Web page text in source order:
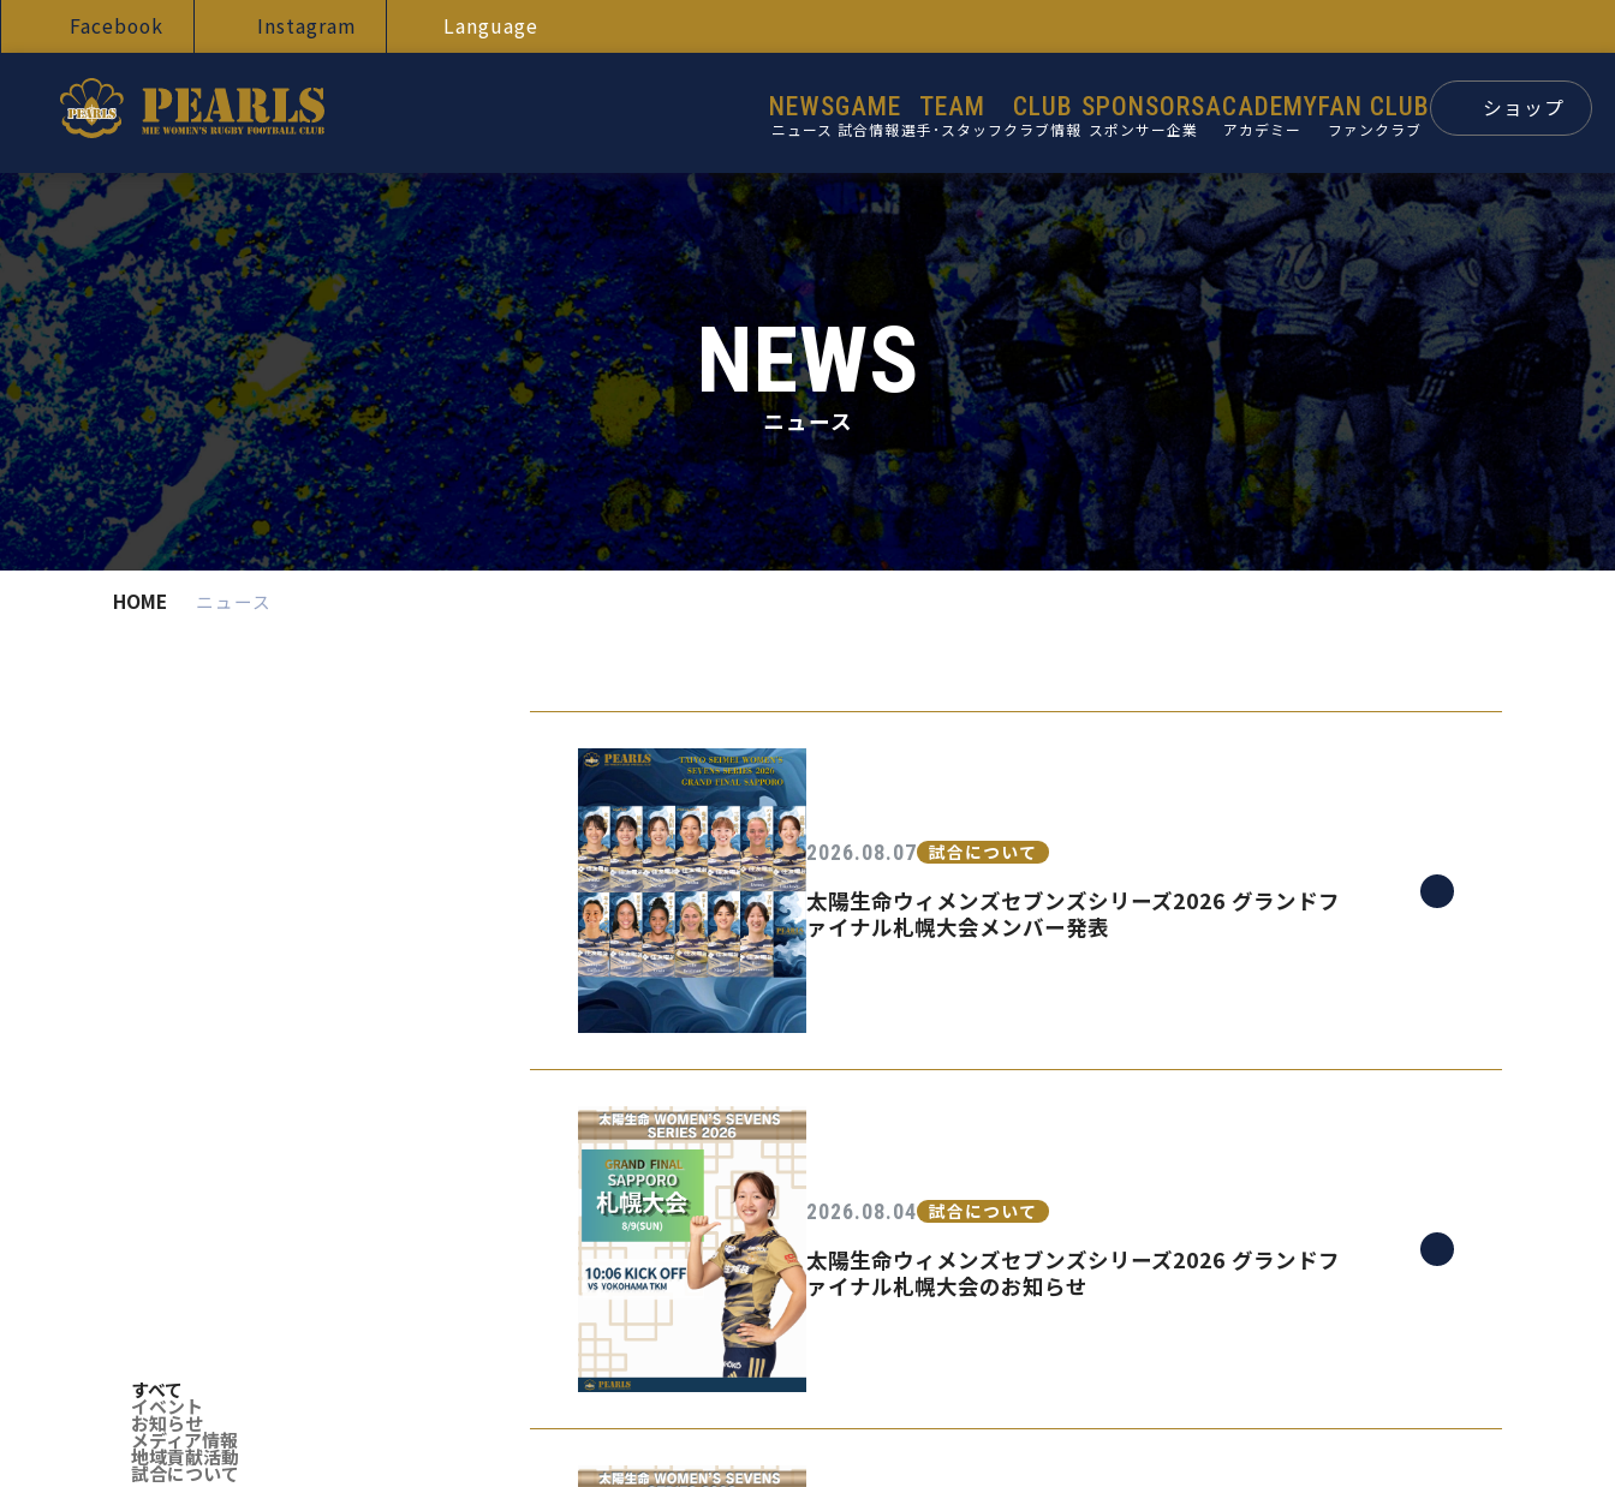
Facebook Instagram Language
NEWS
ニュース
GAME
試合情報
TEAM
選手･スタッフ
選手
スタッフ
CLUB
クラブ情報
設立目的
活動理念
ミッション
ビジョン
コア・バリュー
クラブ概要
施設紹介
クラブ沿革
PEARLSの取り組み
SPONSORS
スポンサー企業
スポンサー
パートナー
後援会
ACADEMY
アカデミー
FAN CLUB
ファンクラブ
ショップ
NEWS
ニュース
HOME ニュース
すべて
イベント
お知らせ
メディア情報
地域貢献活動
試合について
2026.08.07 試合について
太陽生命ウィメンズセブンズシリーズ2026 グランドフ
ァイナル札幌大会メンバー発表
2026.08.04 試合について
太陽生命ウィメンズセブンズシリーズ2026 グランドフ
ァイナル札幌大会のお知らせ